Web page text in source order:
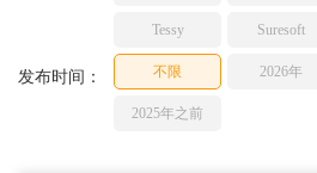
Tessy Suresoft
发布时间： 不限 2026年
2025年之前